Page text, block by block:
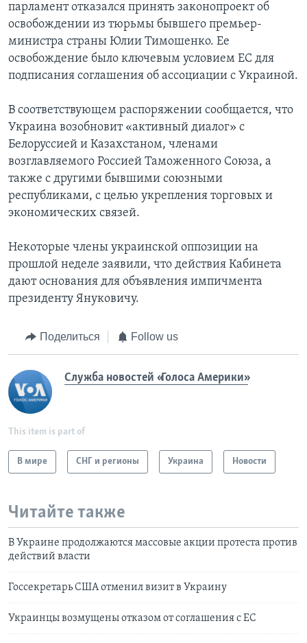
парламент отказался принять законопроект об
освобождении из тюрьмы бывшего премьер-
министра страны Юлии Тимошенко. Ее
освобождение было ключевым условием ЕС для
подписания соглашения об ассоциации с Украиной.
В соответствующем распоряжении сообщается, что
Украина возобновит «активный диалог» с
Белоруссией и Казахстаном, членами
возглавляемого Россией Таможенного Союза, а
также с другими бывшими союзными
республиками, с целью укрепления торговых и
экономических связей.
Некоторые члены украинской оппозиции на
прошлой неделе заявили, что действия Кабинета
дают основания для объявления импичмента
президенту Януковичу.
Поделиться Follow us
Служба новостей «Голоса Америки»
This item is part of
В мире СНГ и регионы Украина Новости
Читайте также
В Украине продолжаются массовые акции протеста против
действий власти
Госсекретарь США отменил визит в Украину
Украинцы возмущены отказом от соглашения с ЕС